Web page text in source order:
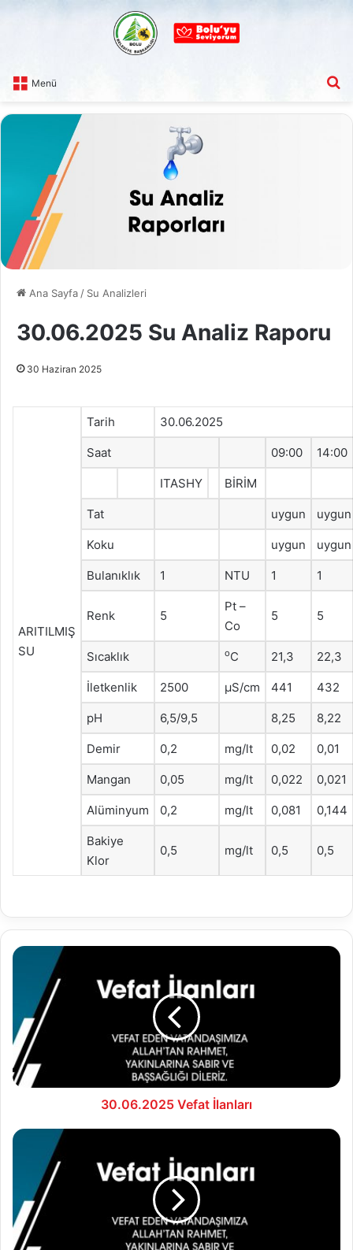
Menü
Ana Sayfa / Su Analizleri
30.06.2025 Su Analiz Raporu
30 Haziran 2025
ARITILMIŞ
SU
Tarih 30.06.2025
Saat 09:00 14:00
ITASHY BİRİM
Tat uygun uygun
Koku uygun uygun
Bulanıklık 1 NTU 1 1
Renk 5
Pt –
Co
5 5
Sıcaklık oC 21,3 22,3
İletkenlik 2500 μS/cm 441 432
pH 6,5/9,5 8,25 8,22
Demir 0,2 mg/lt 0,02 0,01
Mangan 0,05 mg/lt 0,022 0,021
Alüminyum 0,2 mg/lt 0,081 0,144
Bakiye
Klor
0,5 mg/lt 0,5 0,5
30.06.2025
30.06.2025 Vefat İlanları
01.07.2025